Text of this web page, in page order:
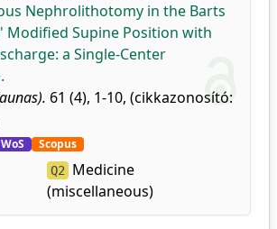
Nephrolithotomy in the Barts
Modified Supine Position with
a Single-Center
61 (4), 1-10, (cikkazonosító:
WoS Scopus
Q2 Medicine
(miscellaneous)